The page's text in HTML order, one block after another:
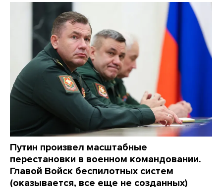
Путин произвел масштабные
перестановки в военном командовании.
Главой Войск беспилотных систем
(оказывается, все еще не созданных)